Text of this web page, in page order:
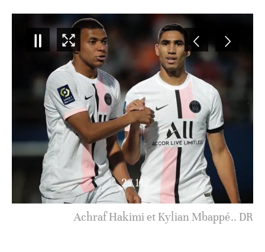
3/11
Kylian Mbappé célébrant une réalisation avec